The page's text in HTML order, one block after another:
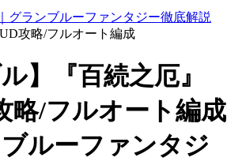
グランブルーファンタジー徹底解説
攻略/フルオート編成
】『百続之厄』
略/フルオート編成
ブルーファンタジ